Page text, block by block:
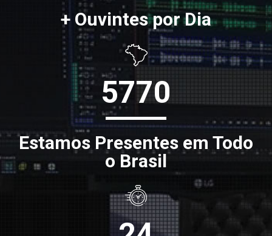
+ Ouvintes por Dia
5770
Estamos Presentes em Todo
o Brasil